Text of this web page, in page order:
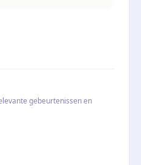
gebeurtenissen en